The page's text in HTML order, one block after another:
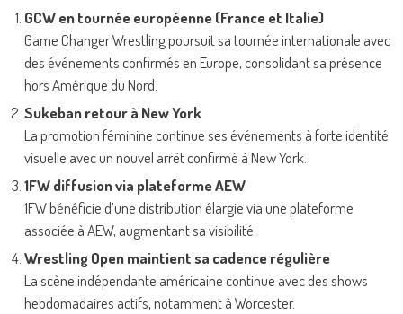
GCW en tournée européenne (France et Italie)
Game Changer Wrestling poursuit sa tournée internationale avec
des événements confirmés en Europe, consolidant sa présence
hors Amérique du Nord.
Sukeban retour à New York
La promotion féminine continue ses événements à forte identité
visuelle avec un nouvel arrêt confirmé à New York.
1FW diffusion via plateforme AEW
1FW bénéficie d’une distribution élargie via une plateforme
associée à AEW, augmentant sa visibilité.
Wrestling Open maintient sa cadence régulière
La scène indépendante américaine continue avec des shows
hebdomadaires actifs, notamment à Worcester.